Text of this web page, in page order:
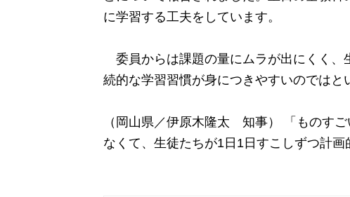
に学習する工夫をしています。
委員からは課題の量にムラが出にくく、
続的な学習習慣が身につきやすいのではと
（岡山県／伊原木隆太 知事） 「ものす
なくて、生徒たちが1日1日すこしずつ計画